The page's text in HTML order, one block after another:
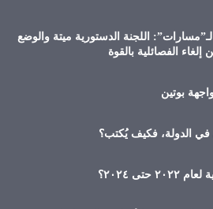
اللجنة الدستورية ميتة والوضع
الفصائلية بالقوة
بوتين
في الدولة، فكيف يُكتب؟
٢٠٢٤؟